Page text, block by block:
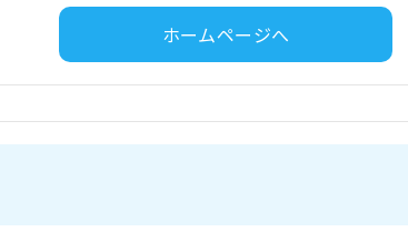
ホームページへ